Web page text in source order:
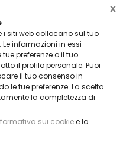
i siti web collocano sul tuo
informazioni in essi
preferenze o il tuo
il profilo personale. Puoi
il tuo consenso in
le tue preferenze. La scelta
la completezza di
sui cookiee la
X
RIVENDITORE?